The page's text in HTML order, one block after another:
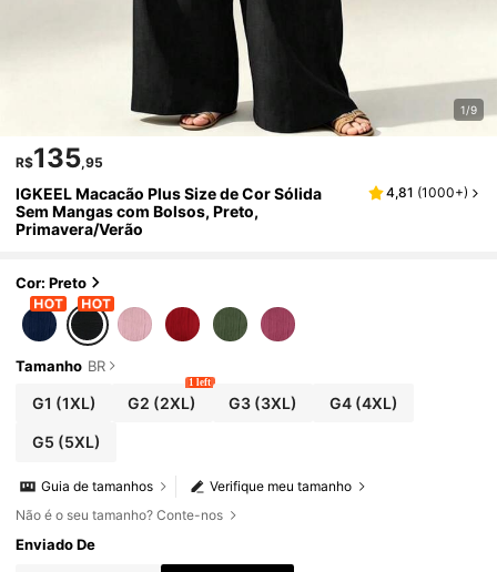
1/9
R$135,95
IGKEEL Macacão Plus Size de Cor Sólida
Sem Mangas com Bolsos, Preto,
Primavera/Verão
4,81 (1000+)
Cor: Preto
Tamanho BR
G1 (1XL) G2 (2XL)
1 left
G3(3XL) G4(4XL)
G5 (5XL)
Verifique meu tamanho
Guia de tamanhos
Não é o seu tamanho? Conte-nos
Enviado De